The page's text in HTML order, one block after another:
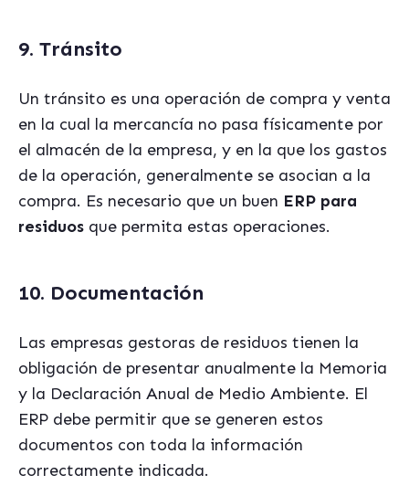
9. Tránsito
Un tránsito es una operación de compra y venta
en la cual la mercancía no pasa físicamente por
el almacén de la empresa, y en la que los gastos
de la operación, generalmente se asocian a la
compra. Es necesario que un buen ERP para
residuos que permita estas operaciones.
10. Documentación
Las empresas gestoras de residuos tienen la
obligación de presentar anualmente la Memoria
y la Declaración Anual de Medio Ambiente. El
ERP debe permitir que se generen estos
documentos con toda la información
correctamente indicada.